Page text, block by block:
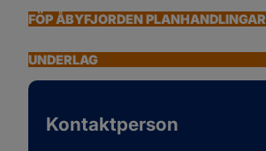
FÖP ÅBYFJORDEN PLANHANDLINGAR
UNDERLAG
Kontaktperson